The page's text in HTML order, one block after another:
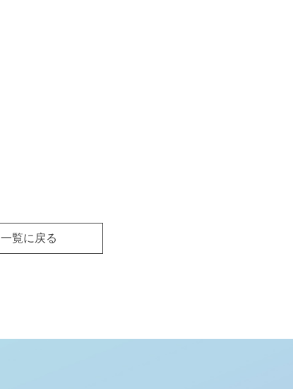
一覧に戻る